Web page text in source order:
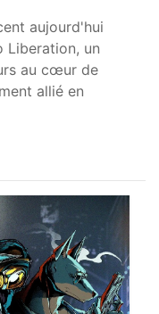
aujourd'hui
Liberation, un
au cœur de
allié en